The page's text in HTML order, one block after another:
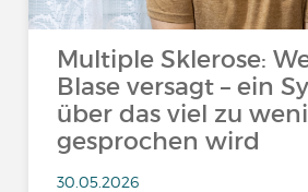
Multiple Sklerose:
Blase versagt – ein
über das viel zu
gesprochen wird
30.05.2026